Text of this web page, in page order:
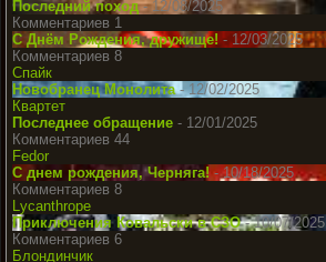
Последний поход- 12/08/2025
Комментариев 1
С Днём Рождения, дружище! - 12/03/2025
Комментариев 8
Спайк
Новобранец Монолита - 12/02/2025
Квартет
Последнее обращение - 12/01/2025
Комментариев 44
Fedor
С днем рождения, Черняга!- 10/18/2025
Комментариев 8
Lycanthrope
Приключения Ковальски в СЗО- 10/07/2025
Комментариев 6
Блондинчик